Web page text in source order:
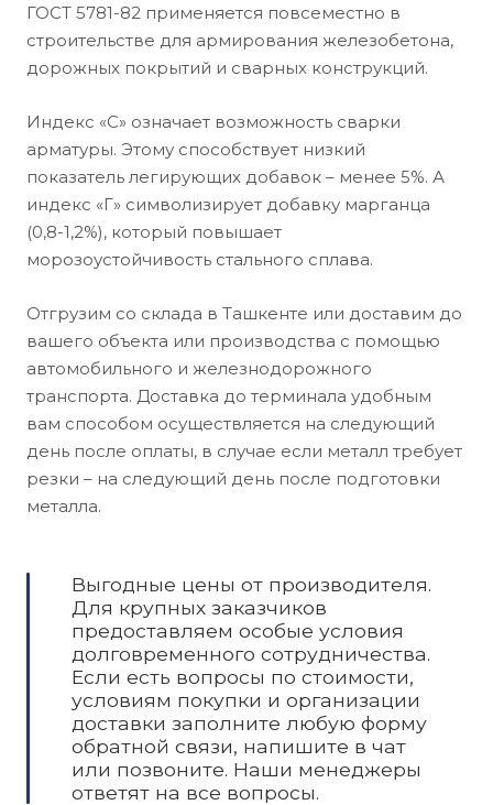
ГОСТ 5781-82 применяется повсеместно в
строительстве для армирования железобетона,
дорожных покрытий и сварных конструкций.
Индекс «С» означает возможность сварки
арматуры. Этому способствует низкий
показатель легирующих добавок – менее 5%. А
индекс «Г» символизирует добавку марганца
(0,8-1,2%), который повышает
морозоустойчивость стального сплава.
Отгрузим со склада в Ташкенте или доставим до
вашего объекта или производства с помощью
автомобильного и железнодорожного
транспорта. Доставка до терминала удобным
вам способом осуществляется на следующий
день после оплаты, в случае если металл требует
резки – на следующий день после подготовки
металла.
Выгодные цены от производителя.
Для крупных заказчиков
предоставляем особые условия
долговременного сотрудничества.
Если есть вопросы по стоимости,
условиям покупки и организации
доставки заполните любую форму
обратной связи, напишите в чат
или позвоните. Наши менеджеры
ответят на все вопросы.